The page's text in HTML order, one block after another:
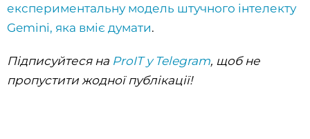
експериментальну модель штучного інтелекту
Gemini, яка вміє думати.
Підписуйтеся на ProIT у Telegram, щоб не
пропустити жодної публікації!